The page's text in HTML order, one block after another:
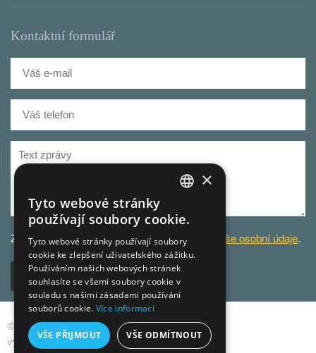
Kontaktní formulář
Za účelem odbavení dotazuzpracováváme Vaše osobní údaje.
© 2013-2026 Live Home s.r.o., všechna práva
vyhrazena
CZECH
×
Tyto webové stránky
používají soubory cookie.
Tyto webové stránky používají soubory
cookie ke zlepšení uživatelského zážitku.
Používáním našich webových stránek
souhlasíte se všemi soubory cookie v
souladu s našimi zásadami používání
souborů cookie. Více informací
VŠE PŘIJMOUT VŠE ODMÍTNOUT